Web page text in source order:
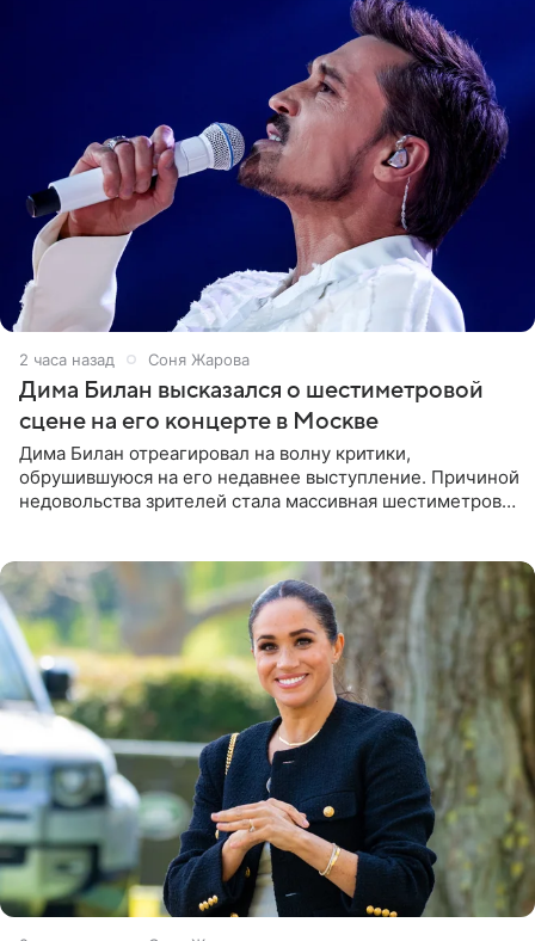
2 часа назад Соня Жарова
Дима Билан высказался о шестиметровой
сцене на его концерте в Москве
Дима Билан отреагировал на волну критики,
обрушившуюся на его недавнее выступление. Причиной
недовольства зрителей стала массивная шестиметровая